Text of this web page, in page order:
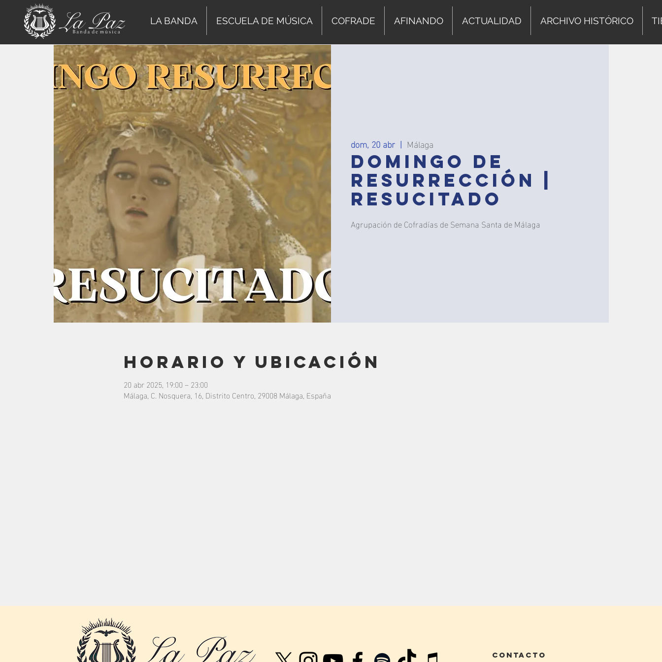
LA BANDA ESCUELA DE MÚSICA COFRADE AFINANDO ACTUALIDAD ARCHIVO HISTÓRICO
dom, 20 abr
  |
Málaga
DOMINGO DE
RESURRECCIÓN |
RESUCITADO
Agrupación de Cofradías de Semana Santa de Málaga
Horario y ubicación
20 abr 2025, 19:00 – 23:00
Málaga, C. Nosquera, 16, Distrito Centro, 29008 Málaga, España
contacto